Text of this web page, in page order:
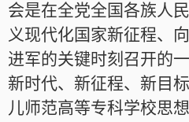
会是在全党全国各族人
义现代化国家新征程、
进军的关键时刻召开的
新时代、新征程、新目
儿师范高等专科学校思